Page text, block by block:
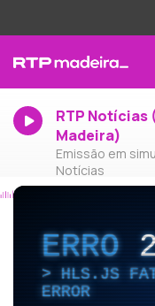
RTP Notícias
Madeira)
Emissão em
Notícias
ERRO
HLS.JS
ERROR